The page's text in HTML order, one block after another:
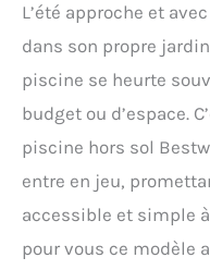
L’été approche et
dans son propre
piscine se heurte
budget ou d’espace.
piscine hors sol
entre en jeu,
accessible et simple
pour vous ce modèle